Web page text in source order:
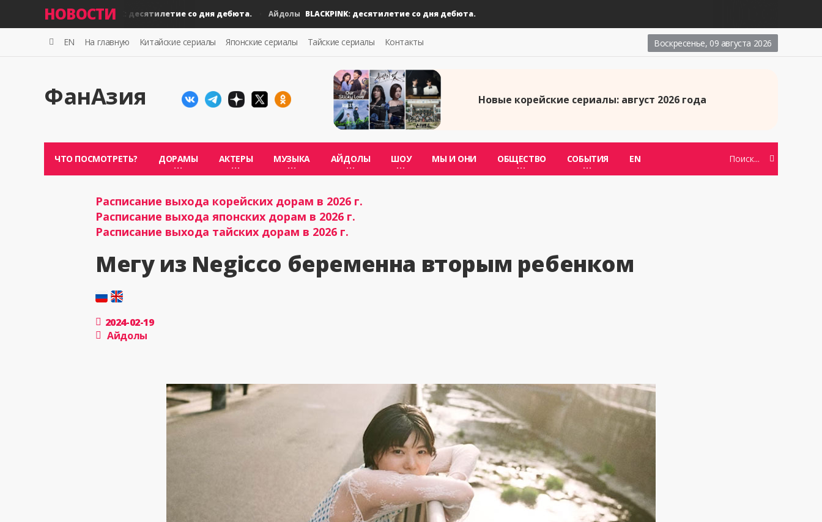
НОВОСТИ
Айдолы BLACKPINK: десятилетие со дня дебюта. Айдолы BLACKPINK: десятилетие со дня дебюта.
Воскресенье, 09 августа 2026
EN На главную Китайские сериалы Японские сериалы Тайские сериалы Контакты
ФанАзия Новые корейские сериалы: август 2026 года
ЧТО ПОСМОТРЕТЬ? ДОРАМЫ АКТЕРЫ МУЗЫКА АЙДОЛЫ ШОУ МЫ И ОНИ ОБЩЕСТВО СОБЫТИЯ EN
Расписание выхода корейских дорам в 2026 г.
Расписание выхода японских дорам в 2026 г.
Расписание выхода тайских дорам в 2026 г.
Мегу из Negicco беременна вторым ребенком
2024-02-19
Айдолы